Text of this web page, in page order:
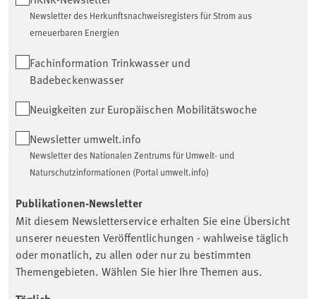
Newsletter des Herkunftsnachweisregisters für Strom aus
erneuerbaren Energien
Fachinformation Trinkwasser und
Badebeckenwasser
Neuigkeiten zur Europäischen Mobilitätswoche
Newsletter umwelt.info
Newsletter des Nationalen Zentrums für Umwelt- und
Naturschutzinformationen (Portal umwelt.info)
Publikationen-Newsletter
Mit diesem Newsletterservice erhalten Sie eine Übersicht
unserer neuesten Veröffentlichungen - wahlweise täglich
oder monatlich, zu allen oder nur zu bestimmten
Themengebieten. Wählen Sie hier Ihre Themen aus.